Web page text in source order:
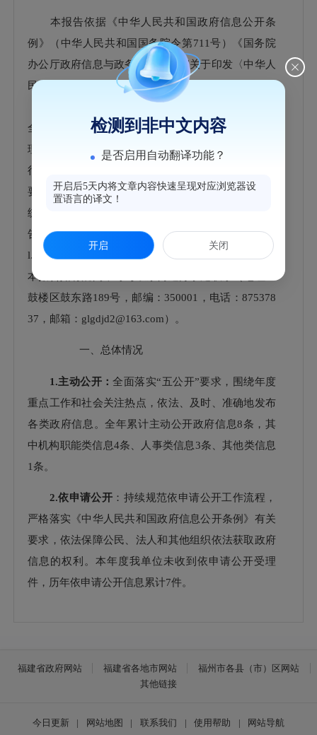
本报告依据《中华人民共和国政府信息公开条
例》（中华人民共和国国务院令第711号）《国务院
办公厅政府信息与政务公开办公室关于印发 〈中华人
民共和国政府信息公开工作年度报告格式〉
2021〕30号
全文由
“总体情况”“主动公开政府信息情况”“收到和处
理政府信息公开申请情况”“政府信息公开行政复议、
行政诉讼情况”“存在的主要问题及改进情况”“其他需
要报告的事项”六个部分组成。本报告中所列数据的
统计时限为202
告在“福州市鼓楼区人民政府门户网站”（http://www.g
l.gov.cn）公布，并报送鼓楼区档案馆，欢迎查阅。对
本报告如有疑问，
鼓楼区鼓东路189号，邮编：350001，电话：875378
37 ，邮箱： glgdjd2@163.com）。
一、 总体情况
1.主动公开：全面落实“五公开”要求，围绕年度
重点工作和社会关注热点，依法、及时、准确地发布
各类政府信息。全年累计主动公开政府信息8条，其
中机构职能类信息4条、人事类信息3条、其他类信息
1条。
2.依申请公开 ： 持续规范依申请公开工作流程，
严格落实《中华人民共和国政府信息公开条例》有关
要求，依法保障公民、法人和其他组织依法获取政府
信息的权利。 本年度我单位未收到依申请公开受理
件 ，历年依申请公开信息累计7件。
确保发布信息合法合规、准确权威。聚焦优化营商环
化主动公开内容。
福建省政府网站 福建省各地市网站
福州市各县（市）区网站
其他链接
今日更新 | 网站地图 | 联系我们 | 使用帮助 | 网站导航
检测到非中文内容
是否启用自动翻译功能？
开启后5天内将文章内容快速呈现对应浏览器设
置语言的译文！
开启 关闭